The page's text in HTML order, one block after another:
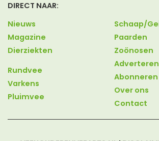
DIRECT NAAR:
Nieuws
Magazine
Dierziekten
Rundvee
Varkens
Pluimvee
Schaap/
Paarden
Zoönosen
Adverteren
Abonneren
Over ons
Contact